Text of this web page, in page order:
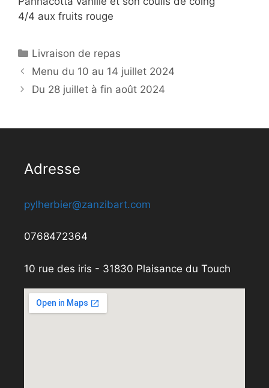
4/4 aux fruits rouge
Catégories
Livraison de repas
Menu du 10 au 14 juillet 2024
Du 28 juillet à fin août 2024
Adresse
pylherbier@zanzibart.com
0768472364
10 rue des iris - 31830 Plaisance du Touch